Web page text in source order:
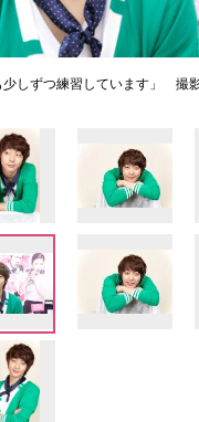
少しずつ練習しています」 撮